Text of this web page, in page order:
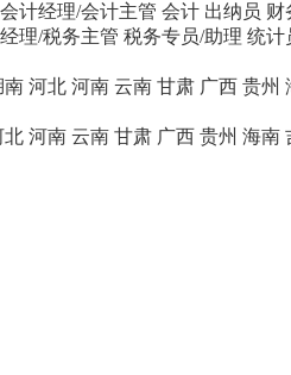
会计经理/会计主管 会计 出纳员 财
理/税务主管 税务专员/助理 统计
南 河北 河南 云南 甘肃 广西 贵州
北 河南 云南 甘肃 广西 贵州 海南